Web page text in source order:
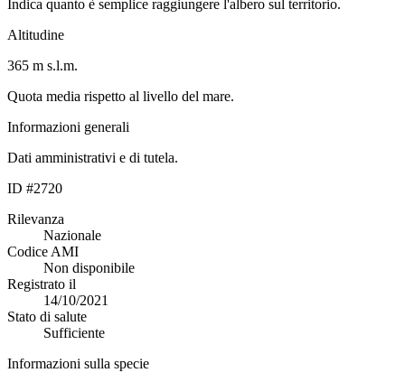
Indica quanto è semplice raggiungere l'albero sul territorio.
Altitudine
365 m s.l.m.
Quota media rispetto al livello del mare.
Informazioni generali
Dati amministrativi e di tutela.
ID #2720
Rilevanza
Nazionale
Codice AMI
Non disponibile
Registrato il
14/10/2021
Stato di salute
Sufficiente
Informazioni sulla specie